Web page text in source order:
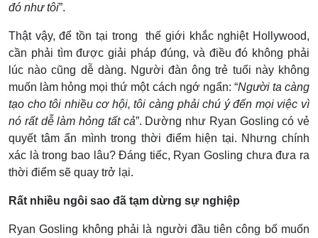
đó như tôi”.
Thật vậy, để tồn tại trong thế giới khắc nghiệt Hollywood,
cần phải tìm được giải pháp đúng, và điều đó không phải
lúc nào cũng dễ dàng. Người đàn ông trẻ tuổi này không
muốn làm hỏng mọi thứ một cách ngớ ngẩn: “Người ta càng
tạo cho tôi nhiều cơ hội, tôi càng phải chú ý đến mọi việc vì
nó rất dễ làm hỏng tất cả”. Dường như Ryan Gosling có vẻ
quyết tâm ẩn mình trong thời điểm hiện tại. Nhưng chính
xác là trong bao lâu? Đáng tiếc, Ryan Gosling chưa đưa ra
thời điểm sẽ quay trở lại.
Rất nhiều ngôi sao đã tạm dừng sự nghiệp
Ryan Gosling không phải là người đầu tiên công bố muốn